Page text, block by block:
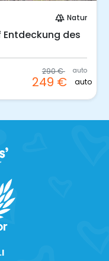
forest Natur
des
290 € auto
249 € auto